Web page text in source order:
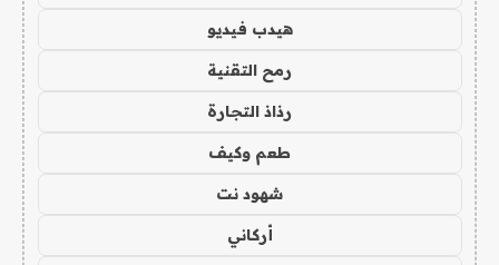
هيدب فيديو
رمح التقنية
رذاذ التجارة
طعم وكيف
شهود نت
أركاني